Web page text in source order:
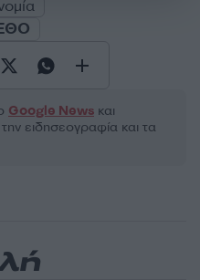
Google News και
ειδησεογραφία και τα